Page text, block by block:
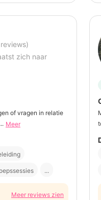
zich naar
of vragen in relatie
Meer
...
Meer reviews zien